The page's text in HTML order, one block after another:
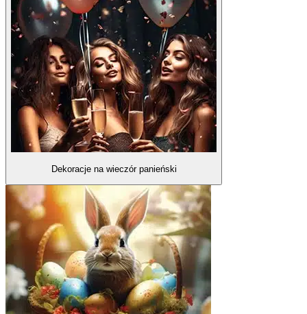
Dekoracje na wieczór panieński